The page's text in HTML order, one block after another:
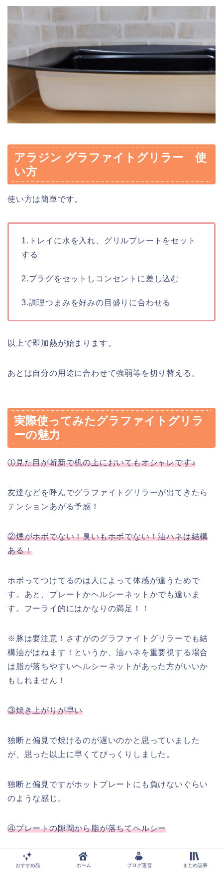
アラジン グラファイトグリラー 使
い方
使い方は簡単です。
1.トレイに水を入れ、グリルプレートをセット
する
2.プラグをセットしコンセントに差し込む
3.調理つまみを好みの目盛りに合わせる
以上で即加熱が始まります。
あとは自分の用途に合わせて強弱等を切り替える。
実際使ってみたグラファイトグリラ
ーの魅力
①見た目が斬新で机の上においてもオシャレです♪
友達などを呼んでグラファイトグリラーが出てきたら
テンションあがる予感！
②煙がホボでない！臭いもホボでない！油ハネは結構
ある！
ホボってつけてるのは人によって体感が違うためで
す。あと、プレートかヘルシーネットかでも違いま
す。フーライ的にはかなりの満足！！
※豚は要注意！さすがのグラファイトグリラーでも結
構油がはねます！というか、油ハネを重要視する場合
は脂が落ちやすいヘルシーネットがあった方がいいか
もしれません！
③焼き上がりが早い
独断と偏見で焼けるのが遅いのかと思っていました
が、思った以上に早くてびっくりしました。
独断と偏見ですがホットプレートにも負けないぐらい
のような感じ。
④プレートの隙間から脂が落ちてヘルシー
プレートの隙間から脂が落ちていくのでとてもヘルシ
おすすめ品 ホーム ブログ運営 まとめ記事